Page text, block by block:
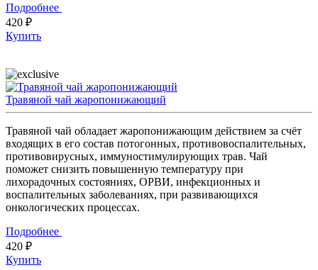
Подробнее
420 ₽
Купить
Травяной чай жаропонижающий
Травяной чай обладает жаропонижающим действием за счёт
входящих в его состав потогонных, противовоспалительных,
противовирусных, иммуностимулирующих трав. Чай
поможет снизить повышенную температуру при
лихорадочных состояниях, ОРВИ, инфекционных и
воспалительных заболеваниях, при развивающихся
онкологических процессах.
Подробнее
420 ₽
Купить